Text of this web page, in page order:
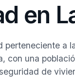
en
perteneciente a
con una
de